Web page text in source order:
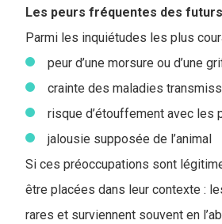
Les peurs fréquentes des
Parmi les inquiétudes les plus
peur d’une morsure ou d’une
crainte des maladies
risque d’étouffement avec les
jalousie supposée de l’animal
Si ces préoccupations sont
être placées dans leur contexte :
rares et surviennent souvent en